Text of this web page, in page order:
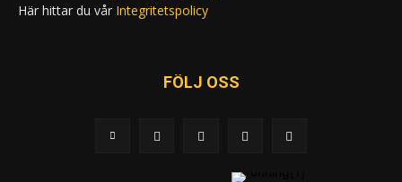
Här hittar du vår Integritetspolicy
FÖLJ OSS